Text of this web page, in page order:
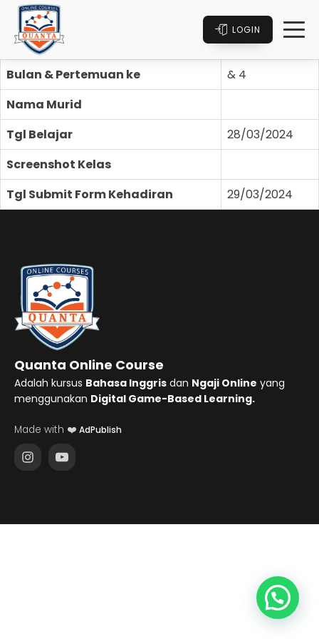
LOGIN
Bulan & Pertemuan ke
& 4
Nama Murid
Tgl Belajar
28/03/2024
Screenshot Kelas
Tgl Submit Form Kehadiran
29/03/2024
Quanta Online Course
Adalah kursus Bahasa Inggris dan Ngaji Online yang
menggunakan Digital Game-Based Learning.
Made with ❤️ AdPublish